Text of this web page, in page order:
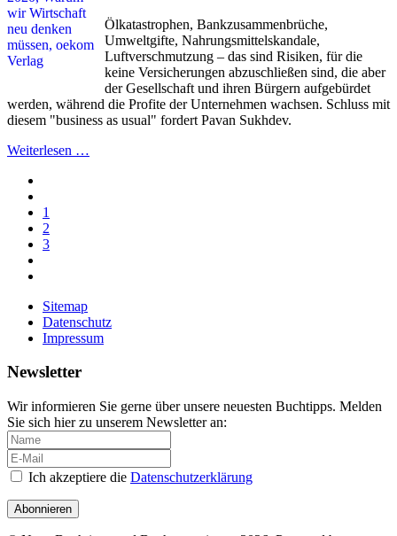
Ölkatastrophen, Bankzusammenbrüche,
Umweltgifte, Nahrungsmittelskandale,
Luftverschmutzung – das sind Risiken, für die
keine Versicherungen abzuschließen sind, die aber
der Gesellschaft und ihren Bürgern aufgebürdet
werden, während die Profite der Unternehmen wachsen. Schluss mit
diesem "business as usual" fordert Pavan Sukhdev.
Weiterlesen …
1
2
3
Sitemap
Datenschutz
Impressum
Newsletter
Wir informieren Sie gerne über unsere neuesten Buchtipps. Melden
Sie sich hier zu unserem Newsletter an:
Ich akzeptiere die Datenschutzerklärung
Abonnieren